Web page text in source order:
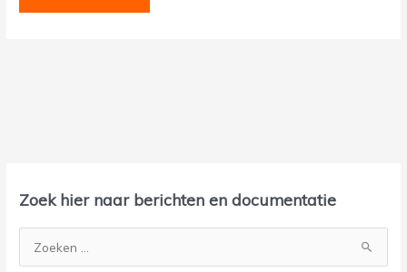
Zoek hier naar berichten en documentatie
r
i